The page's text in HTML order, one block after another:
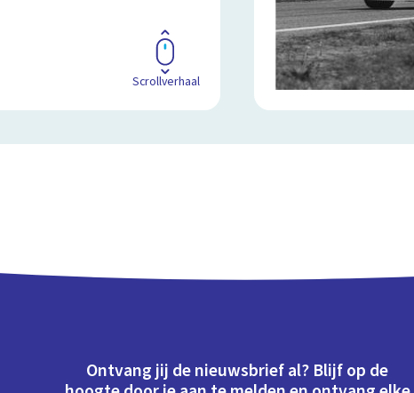
Scrollverhaal
Ontvang jij de nieuwsbrief al? Blijf op de